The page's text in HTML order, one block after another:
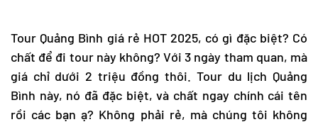
Tour Quảng Bình giá rẻ HOT 2025, có gì đặc biệt? Có
chất để đi tour này không? Với 3 ngày tham quan, mà
giá chỉ dưới 2 triệu đồng thôi. Tour du lịch Quảng
Bình này, nó đã đặc biệt, và chất ngay chính cái tên
rồi các bạn ạ? Không phải rẻ, mà chúng tôi không